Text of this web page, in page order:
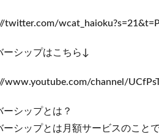
twitter.com/
ーシップはこちら↓
www.youtube.com/channel/
ーシップとは？
ーシップとは月額サービスのことで